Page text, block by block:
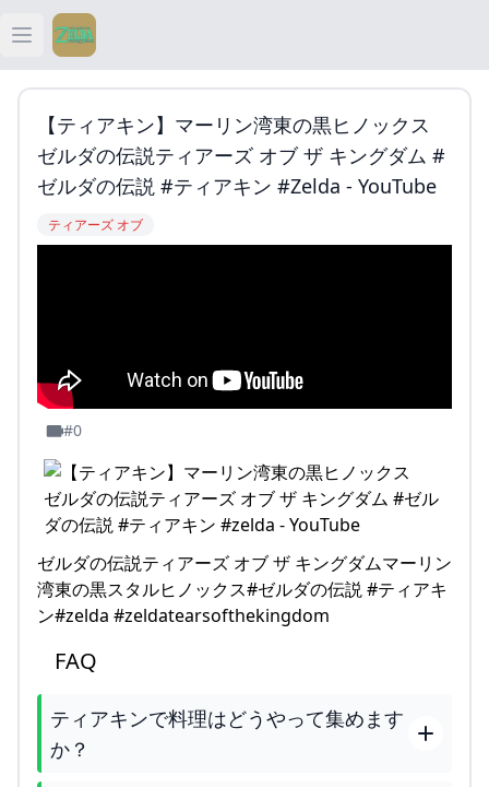
Open main menu
ティアキン
ティアキン 祠
ティアキン 武器
【ティアキン】マーリン湾東の黒ヒノックス
ゼルダの伝説ティアーズ オブ ザ キングダム #
ゼルダの伝説 #ティアキン #zelda - YouTube
ティアーズ オブ
#0
ゼルダの伝説ティアーズ オブ ザ キングダムマーリン
湾東の黒スタルヒノックス#ゼルダの伝説 #ティアキ
ン#zelda #zeldatearsofthekingdom
FAQ
ティアキンで料理はどうやって集めます
か？